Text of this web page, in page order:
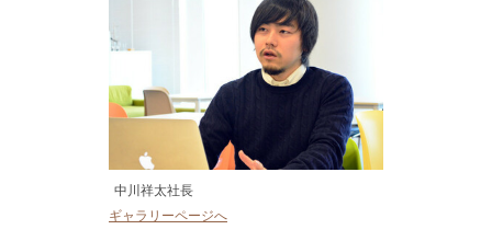
中川祥太社長
ギャラリーページへ